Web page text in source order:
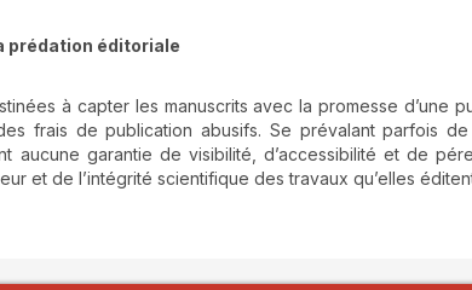
prédation éditoriale
à capter les manuscrits avec la promesse d’une
frais de publication abusifs. Se prévalant parfois
aucune garantie de visibilité, d’accessibilité et de
et de l’intégrité scientifique des travaux qu’elles